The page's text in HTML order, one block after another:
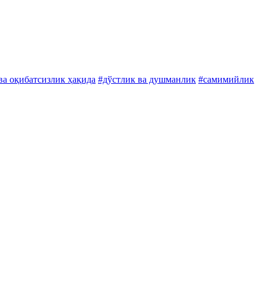
оқибатсизлик ҳақида #дўстлик ва душманлик #самимийлик